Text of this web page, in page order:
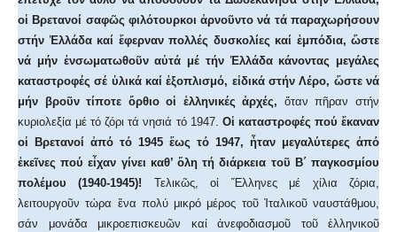
οἱ Βρετανοί σαφῶς φιλότουρκοι ἀρνοῦντο νά τά παραχωρήσουν
στήν Ἑλλάδα καί ἔφερναν πολλές δυσκολίες καί ἐμπόδια, ὥστε
νά μήν ἐνσωματωθοῦν αὐτά μέ τήν Ἑλλάδα κάνοντας μεγάλες
καταστροφές σέ ὑλικά καί ἐξοπλισμό, εἰδικά στήν Λέρο, ὥστε νά
μήν βροῦν τίποτε ὄρθιο οἱ ἑλληνικές ἀρχές, ὅταν πῆραν στήν
κυριολεξία μέ τό ζόρι τά νησιά τό 1947. Οἱ καταστροφές πού ἔκαναν
οἱ Βρετανοί ἀπό τό 1945 ἕως τό 1947, ἦταν μεγαλύτερες ἀπό
ἐκεῖνες πού εἶχαν γίνει καθ’ ὅλη τή διάρκεια τοῦ Β΄ παγκοσμίου
πολέμου (1940-1945)! Τελικῶς, οἱ Ἕλληνες μέ χίλια ζόρια,
λειτουργοῦν τώρα ἕνα πολύ μικρό μέρος τοῦ Ἰταλικοῦ ναυστάθμου,
σάν μονάδα μικροεπισκευῶν καί ἀνεφοδιασμοῦ τοῦ ἑλληνικοῦ